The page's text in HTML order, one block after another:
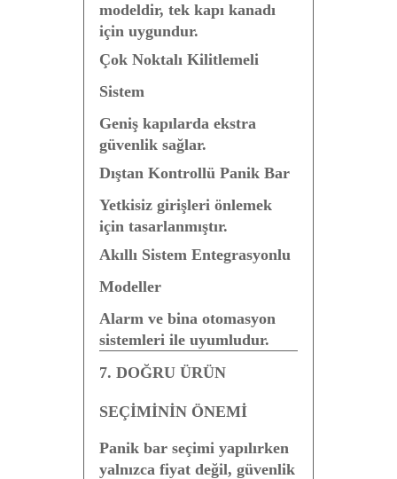
modeldir, tek kapı kanadı
için uygundur.
Çok Noktalı Kilitlemeli
Sistem
Geniş kapılarda ekstra
güvenlik sağlar.
Dıştan Kontrollü Panik Bar
Yetkisiz girişleri önlemek
için tasarlanmıştır.
Akıllı Sistem Entegrasyonlu
Modeller
Alarm ve bina otomasyon
sistemleri ile uyumludur.
7. DOĞRU ÜRÜN
SEÇİMİNİN ÖNEMİ
Panik bar seçimi yapılırken
yalnızca fiyat değil, güvenlik